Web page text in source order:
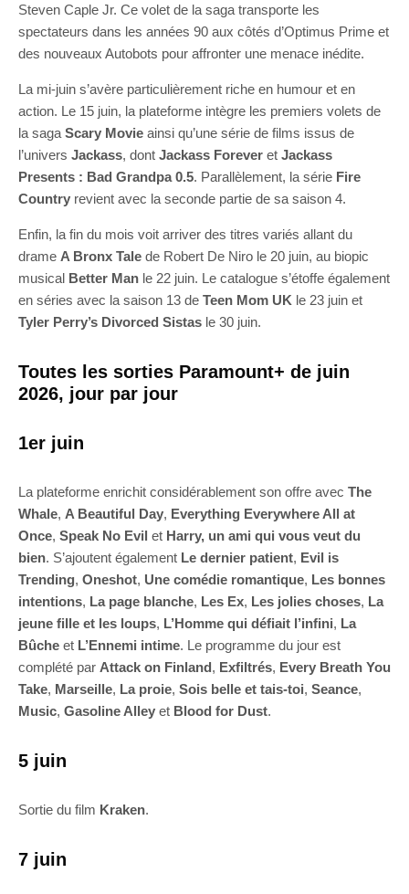
Steven Caple Jr. Ce volet de la saga transporte les
spectateurs dans les années 90 aux côtés d’Optimus Prime et
des nouveaux Autobots pour affronter une menace inédite.
La mi-juin s’avère particulièrement riche en humour et en
action. Le 15 juin, la plateforme intègre les premiers volets de
la saga Scary Movie ainsi qu’une série de films issus de
l’univers Jackass, dont Jackass Forever et Jackass
Presents : Bad Grandpa 0.5. Parallèlement, la série Fire
Country revient avec la seconde partie de sa saison 4.
Enfin, la fin du mois voit arriver des titres variés allant du
drame A Bronx Tale de Robert De Niro le 20 juin, au biopic
musical Better Man le 22 juin. Le catalogue s’étoffe également
en séries avec la saison 13 de Teen Mom UK le 23 juin et
Tyler Perry’s Divorced Sistas le 30 juin.
Toutes les sorties Paramount+ de juin
2026, jour par jour
1er juin
La plateforme enrichit considérablement son offre avec The
Whale, A Beautiful Day, Everything Everywhere All at
Once, Speak No Evil et Harry, un ami qui vous veut du
bien. S’ajoutent également Le dernier patient, Evil is
Trending, Oneshot, Une comédie romantique, Les bonnes
intentions, La page blanche, Les Ex, Les jolies choses, La
jeune fille et les loups, L’Homme qui défiait l’infini, La
Bûche et L’Ennemi intime. Le programme du jour est
complété par Attack on Finland, Exfiltrés, Every Breath You
Take, Marseille, La proie, Sois belle et tais-toi, Seance,
Music, Gasoline Alley et Blood for Dust.
5 juin
Sortie du film Kraken.
7 juin